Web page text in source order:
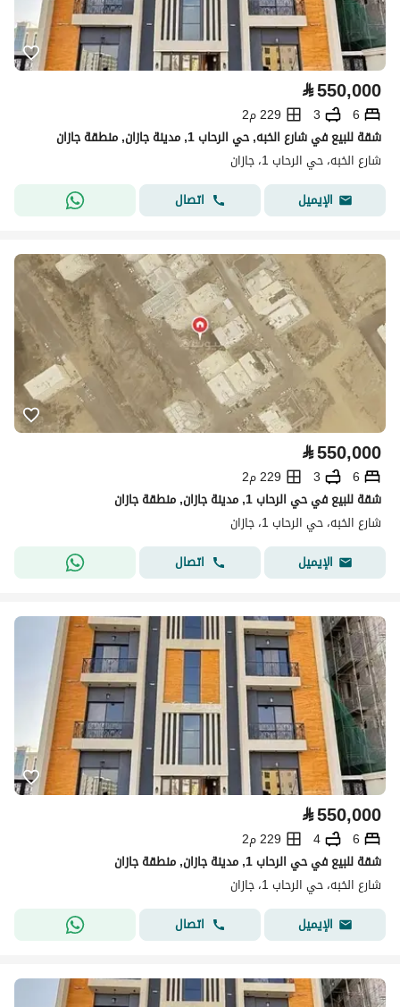
⃁550,000
6
3
229 م2
شقة للبيع في شارع الخبه, حي الرحاب 1, مدينة جازان, منطقة جازان
شارع الخبه، حي الرحاب 1، جازان
الإيميل
اتصال
⃁550,000
6
3
229 م2
شقة للبيع في حي الرحاب 1, مدينة جازان, منطقة جازان
شارع الخبه، حي الرحاب 1، جازان
الإيميل
اتصال
⃁550,000
6
4
229 م2
شقة للبيع في حي الرحاب 1, مدينة جازان, منطقة جازان
شارع الخبه، حي الرحاب 1، جازان
الإيميل
اتصال